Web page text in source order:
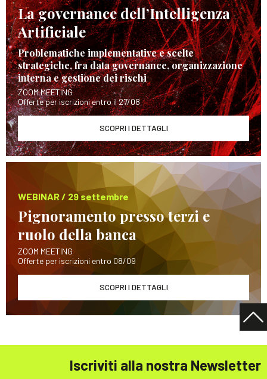
La governance dell’Intelligenza
Artificiale
Problematiche implementative e scelte
strategiche, fra data governance, organizzazione
interna e gestione dei rischi
ZOOM MEETING
Offerte per iscrizioni entro il 27/08
SCOPRI I DETTAGLI
WEBINAR / 29 settembre
Pignoramento presso terzi e
ruolo della banca
ZOOM MEETING
Offerte per iscrizioni entro 08/09
SCOPRI I DETTAGLI
Iscriviti alla nostra Newsletter